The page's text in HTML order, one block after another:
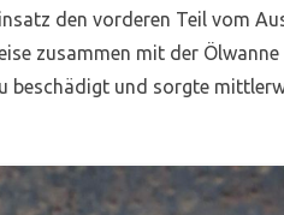
den vorderen Teil vom
zusammen mit der Ölwanne
beschädigt und sorgte